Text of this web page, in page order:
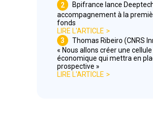
2
Bpifrance lance
accompagnement à la
fonds
LIRE L'ARTICLE
3
Thomas Ribeiro (CNRS
« Nous allons créer une
économique qui mettra en
prospective »
LIRE L'ARTICLE